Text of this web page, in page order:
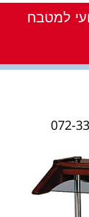
למטבח